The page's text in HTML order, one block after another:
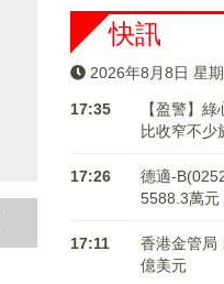
快訊
2026年8月8日 星
17:35
【盈警】
比收窄不少
17:26
德適-
5588.3萬元
17:11
香港金管局
億美元